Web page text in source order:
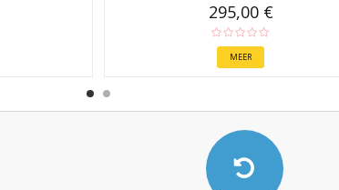
295,00 €
MEER